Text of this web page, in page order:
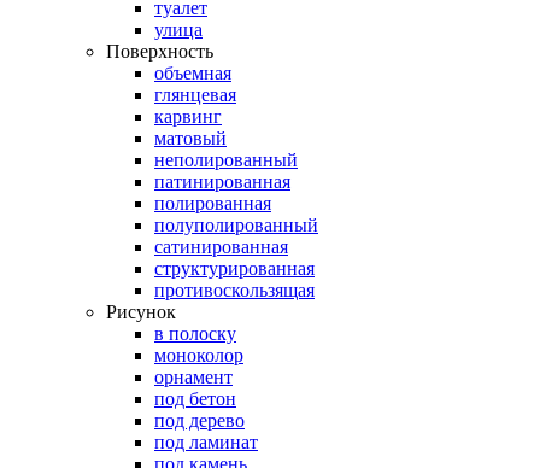
туалет
улица
Поверхность
объемная
глянцевая
карвинг
матовый
неполированный
патинированная
полированная
полуполированный
сатинированная
структурированная
противоскользящая
Рисунок
в полоску
моноколор
орнамент
под бетон
под дерево
под ламинат
под камень